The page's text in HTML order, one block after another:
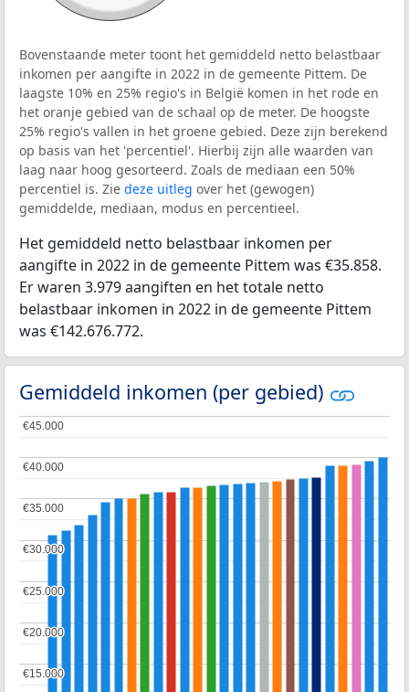
Bovenstaande meter toont het gemiddeld netto belastbaar
inkomen per aangifte in 2022 in de gemeente Pittem. De
laagste 10% en 25% regio's in België komen in het rode en
het oranje gebied van de schaal op de meter. De hoogste
25% regio's vallen in het groene gebied. Deze zijn berekend
op basis van het 'percentiel'. Hierbij zijn alle waarden van
laag naar hoog gesorteerd. Zoals de mediaan een 50%
percentiel is. Zie deze uitleg over het (gewogen)
gemiddelde, mediaan, modus en percentieel.
Het gemiddeld netto belastbaar inkomen per
aangifte in 2022 in de gemeente Pittem was €35.858.
Er waren 3.979 aangiften en het totale netto
belastbaar inkomen in 2022 in de gemeente Pittem
was €142.676.772.
Gemiddeld inkomen (per gebied)
€15.000
€15.000
€20.000
€20.000
€25.000
€25.000
€30.000
€30.000
€35.000
€35.000
€40.000
€40.000
€45.000
€45.000